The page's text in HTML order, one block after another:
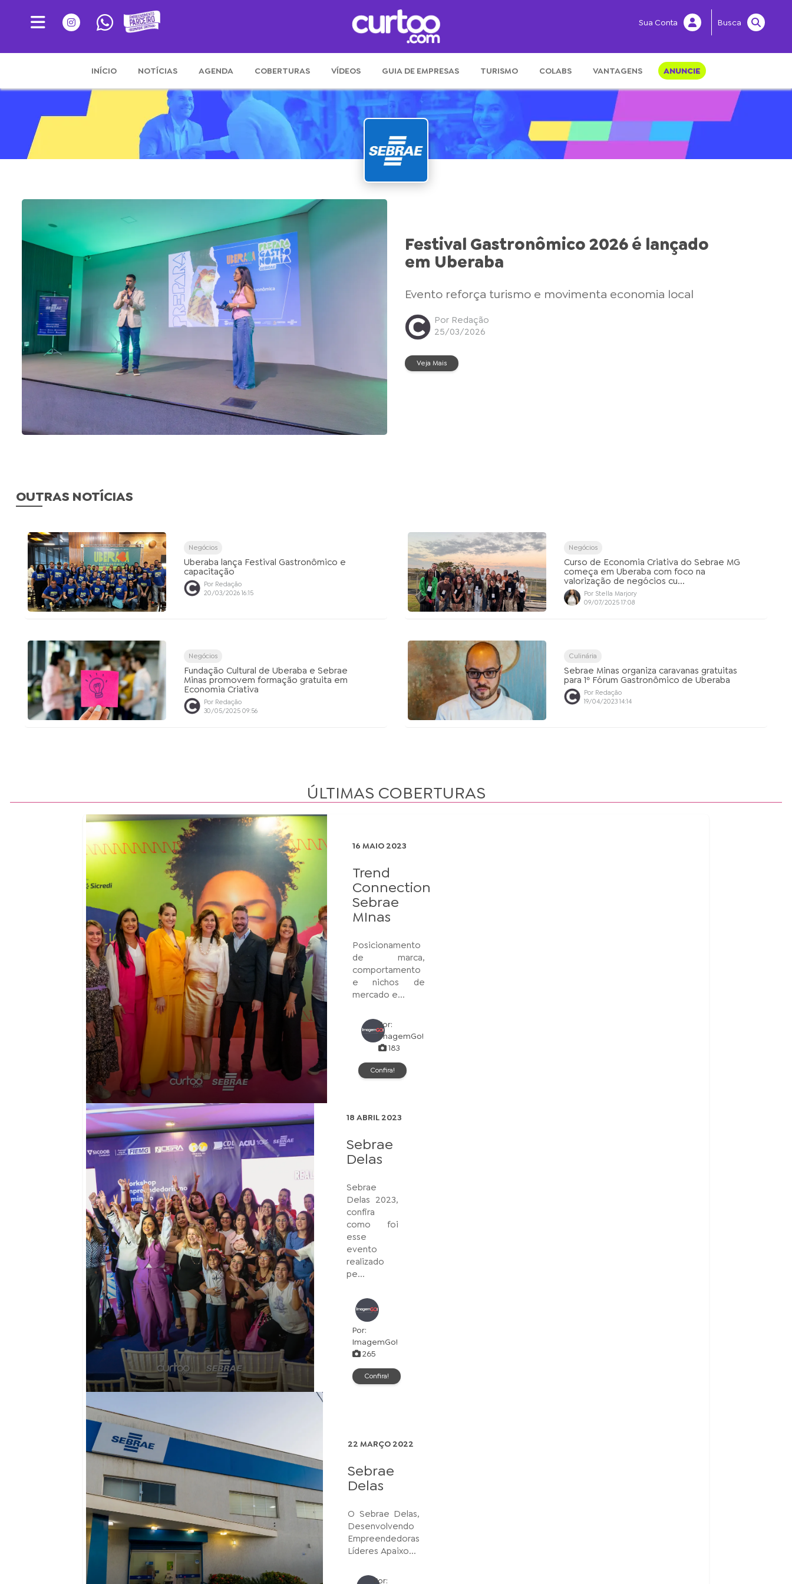
Busca
Sua Conta
INÍCIO NOTÍCIAS AGENDA COBERTURAS VÍDEOS GUIA DE EMPRESAS TURISMO COLABS VANTAGENS ANUNCIE
Festival Gastronômico 2026 é lançado
em Uberaba
Evento reforça turismo e movimenta economia local
Por Redação
25/03/2026
Veja Mais
OUTRAS NOTÍCIAS
Negócios
Uberaba lança Festival Gastronômico e
capacitação
Por Redação
20/03/2026 16:15
Negócios
Curso de Economia Criativa do Sebrae MG
começa em Uberaba com foco na
valorização de negócios cu...
Por Stella Marjory
09/07/2025 17:08
Negócios
Fundação Cultural de Uberaba e Sebrae
Minas promovem formação gratuita em
Economia Criativa
Por Redação
30/05/2025 09:56
Culinária
Sebrae Minas organiza caravanas gratuitas
para 1º Fórum Gastronômico de Uberaba
Por Redação
19/04/2023 14:14
ÚLTIMAS COBERTURAS
16 MAIO 2023
Trend
Connection
Sebrae
MInas
Posicionamento
de marca,
comportamento
e nichos de
mercado e...
Por:
ImagemGo!
183
Confira!
18 ABRIL 2023
Sebrae
Delas
Sebrae
Delas 2023,
confira
como foi
esse
evento
realizado
pe...
Por:
ImagemGo!
265
Confira!
22 MARÇO 2022
Sebrae
Delas
O Sebrae Delas,
Desenvolvendo
Empreendedoras
Líderes Apaixo...
Por: